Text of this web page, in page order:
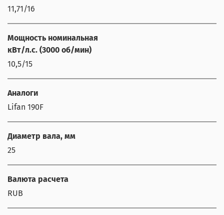
11,71/16
Мощность номинальная
кВт/л.с. (3000 об/мин)
10,5/15
Аналоги
Lifan 190F
Диаметр вала, мм
25
Валюта расчета
RUB